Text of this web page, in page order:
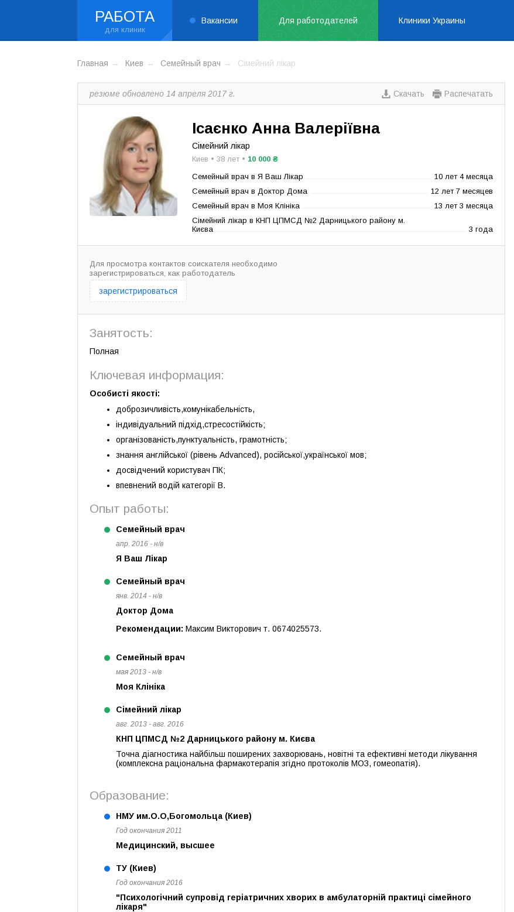
РАБОТА Вакансии Для работодателей Клиники Украины
Главная Киев Семейный врач Сімейний лікар
резюме обновлено 14 апреля 2017 г. Скачать Распечатать
Ісаєнко Анна Валеріївна
Сімейний лікар
Киев • 38 лет • 10 000 ₴
Семейный врач в Я Ваш Лікар
10 лет 4 месяца
Семейный врач в Доктор Дома
12 лет 7 месяцев
Семейный врач в Моя Клініка
13 лет 3 месяца
Сімейний лікар в КНП ЦПМСД №2 Дарницького району м.
Києва
3 года
Для просмотра контактов соискателя необходимо
зарегистрироваться, как работодатель
зарегистрироваться
Занятость:
Полная
Ключевая информация:
Особисті якості:
доброзичливість,комунікабельність,
індивідуальний підхід,стресостійкість;
організованість,пунктуальність, грамотність;
знання англійської (рівень Advanced), російської,української мов;
досвідчений користувач ПК;
впевнений водій категорії В.
Опыт работы:
Семейный врач
апр. 2016 - н/в
Я Ваш Лікар
Семейный врач
янв. 2014 - н/в
Доктор Дома
Рекомендации: Максим Викторович т. 0674025573.
Семейный врач
мая 2013 - н/в
Моя Клініка
Сімейний лікар
авг. 2013 - авг. 2016
КНП ЦПМСД №2 Дарницького району м. Києва
Точна діагностика найбільш поширених захворювань, новітні та ефективні методи лікування
(комплексна раціональна фармакотерапія згідно протоколів МОЗ, гомеопатія).
Образование:
НМУ им.О.О,Богомольца (Киев)
Год окончания 2011
Медицинский, высшее
ТУ (Киев)
Год окончания 2016
"Психологічний супровід геріатричних хворих в амбулаторній практиці сімейного
лікаря"